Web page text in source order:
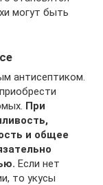
могут быть
антисептиком.
При
и общее
Если нет
то укусы